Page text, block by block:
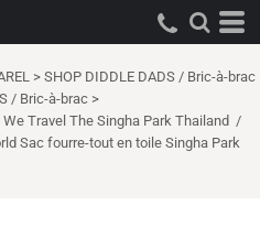
> SHOP DIDDLE DADS / Bric-à-brac
/ Bric-à-brac >
Travel The Singha Park Thailand /
Sac fourre-tout en toile Singha Park